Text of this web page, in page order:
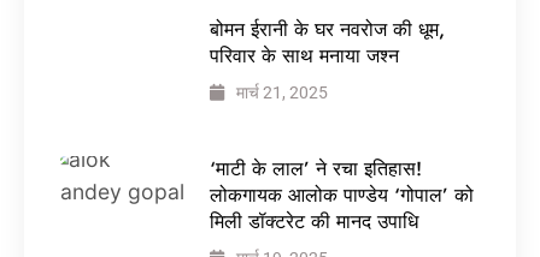
बोमन ईरानी के घर नवरोज की धूम,
परिवार के साथ मनाया जश्न
मार्च 21, 2025
‘माटी के लाल’ ने रचा इतिहास!
लोकगायक आलोक पाण्डेय ‘गोपाल’ को
मिली डॉक्टरेट की मानद उपाधि